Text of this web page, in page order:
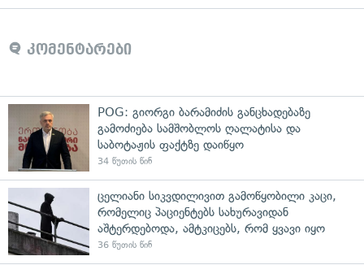
კომენტარები
POG: გიორგი ბარამიძის განცხადებაზე
გამოძიება სამშობლოს ღალატისა და
საბოტაჟის ფაქტზე დაიწყო
34 წუთის წინ
ცელიანი სიკვდილივით გამოწყობილი კაცი,
რომელიც პაციენტებს სახურავიდან
აშტერდებოდა, ამტკიცებს, რომ ყვავი იყო
36 წუთის წინ